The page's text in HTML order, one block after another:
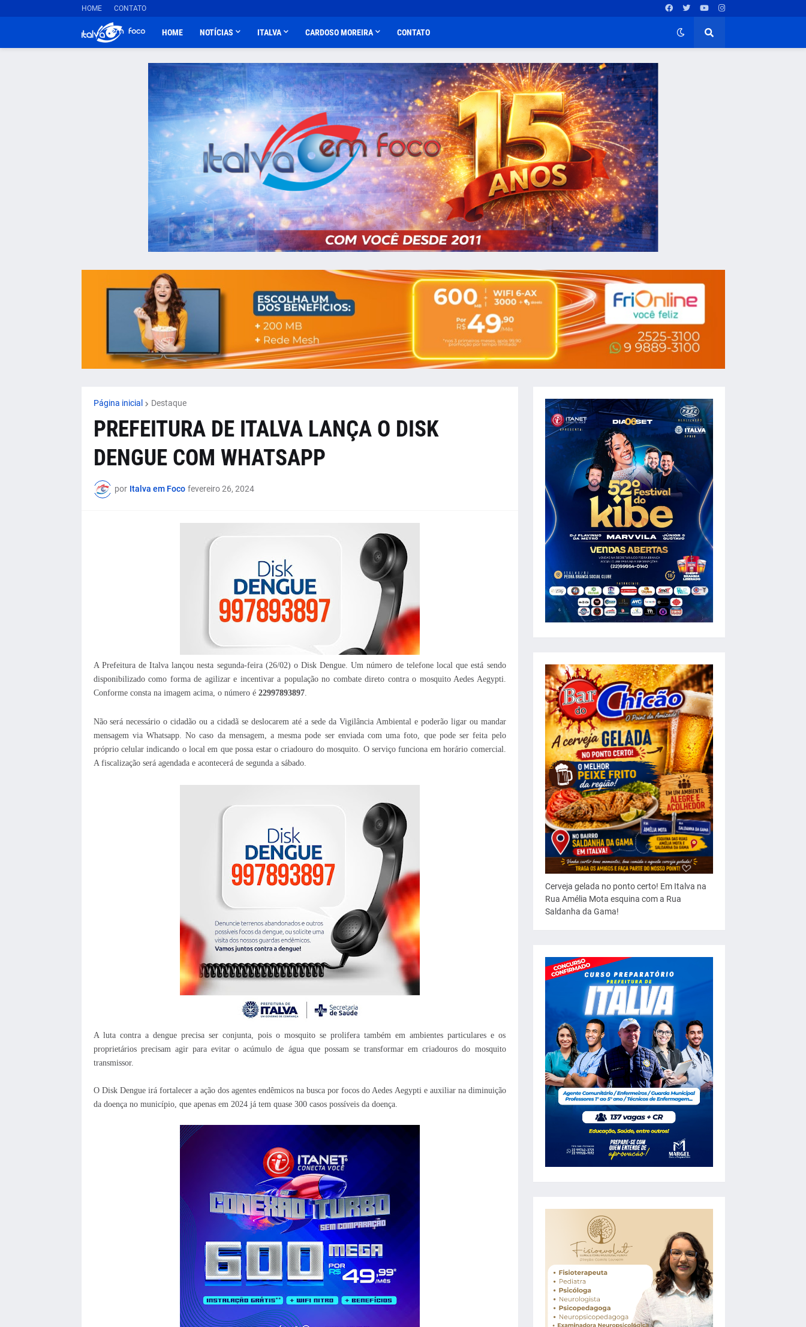
HOME CONTATO
HOME NOTÍCIAS ITALVA CARDOSO MOREIRA CONTATO
Página inicial Destaque
PREFEITURA DE ITALVA LANÇA O DISK
DENGUE COM WHATSAPP
por Italva em Foco fevereiro 26, 2024
A Prefeitura de Italva lançou nesta segunda-feira (26/02) o Disk Dengue. Um número de telefone local que está sendo
disponibilizado como forma de agilizar e incentivar a população no combate direto contra o mosquito Aedes Aegypti.
Conforme consta na imagem acima, o número é 22997893897.
Não será necessário o cidadão ou a cidadã se deslocarem até a sede da Vigilância Ambiental e poderão ligar ou mandar
mensagem via Whatsapp. No caso da mensagem, a mesma pode ser enviada com uma foto, que pode ser feita pelo
próprio celular indicando o local em que possa estar o criadouro do mosquito. O serviço funciona em horário comercial.
A fiscalização será agendada e acontecerá de segunda a sábado.
A luta contra a dengue precisa ser conjunta, pois o mosquito se prolifera também em ambientes particulares e os
proprietários precisam agir para evitar o acúmulo de água que possam se transformar em criadouros do mosquito
transmissor.
O Disk Dengue irá fortalecer a ação dos agentes endêmicos na busca por focos do Aedes Aegypti e auxiliar na diminuição
da doença no município, que apenas em 2024 já tem quase 300 casos possíveis da doença.
Cerveja gelada no ponto certo! Em Italva na
Rua Amélia Mota esquina com a Rua
Saldanha da Gama!